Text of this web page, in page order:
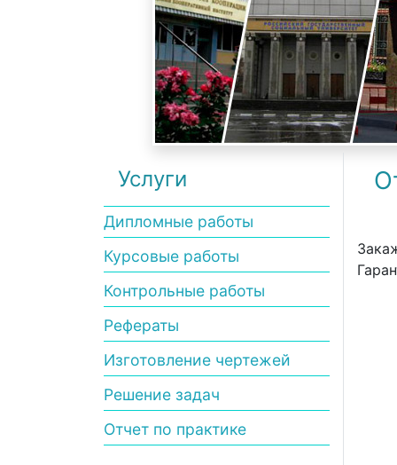
Услуги
Дипломные работы
Курсовые работы
Контрольные работы
Рефераты
Изготовление чертежей
Решение задач
Отчет по практике